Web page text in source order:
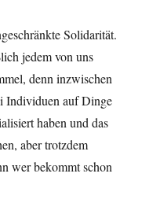
Solidarität.
jedem von uns
denn inzwischen
Individuen auf Dinge
haben und das
aber trotzdem
wer bekommt schon